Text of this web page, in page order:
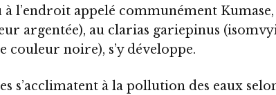
l’endroit appelé communément Kumase,
argentée), au clarias gariepinus
couleur noire), s’y développe.
s’acclimatent à la pollution des eaux